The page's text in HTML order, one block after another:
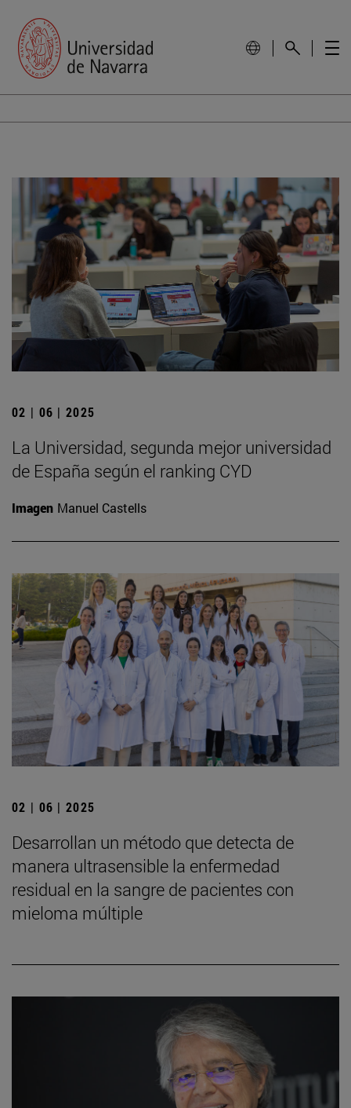
02 | 06 | 2025
La Universidad, segunda mejor universidad
de España según el ranking CYD
Imagen Manuel Castells
02 | 06 | 2025
Desarrollan un método que detecta de
manera ultrasensible la enfermedad
residual en la sangre de pacientes con
mieloma múltiple